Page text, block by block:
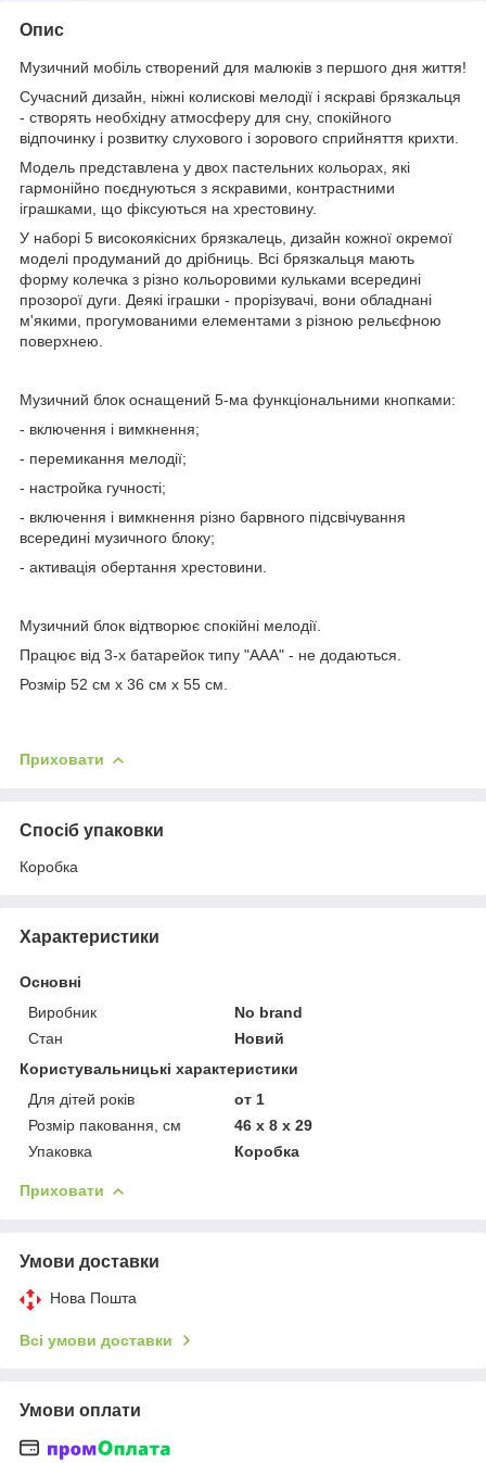
Опис
Музичний мобіль створений для малюків з першого дня життя!
Сучасний дизайн, ніжні колискові мелодії і яскраві брязкальця
- створять необхідну атмосферу для сну, спокійного
відпочинку і розвитку слухового і зорового сприйняття крихти.
Модель представлена ​​у двох пастельних кольорах, які
гармонійно поєднуються з яскравими, контрастними
іграшками, що фіксуються на хрестовину.
У наборі 5 високоякісних брязкалець, дизайн кожної окремої
моделі продуманий до дрібниць. Всі брязкальця мають
форму колечка з різно кольоровими кульками всередині
прозорої дуги. Деякі іграшки - прорізувачі, вони обладнані
м'якими, прогумованими елементами з різною рельєфною
поверхнею.
Музичний блок оснащений 5-ма функціональними кнопками:
- включення і вимкнення;
- перемикання мелодії;
- настройка гучності;
- включення і вимкнення різно барвного підсвічування
всередині музичного блоку;
- активація обертання хрестовини.
Музичний блок відтворює спокійні мелодії.
Працює від 3-х батарейок типу "ААА" - не додаються.
Розмір 52 см х 36 см х 55 см.
Приховати
Спосіб упаковки
Коробка
Характеристики
Основні
Виробник
No brand
Стан
Новий
Користувальницькі характеристики
Для дітей років
от 1
Розмір паковання, см
46 x 8 x 29
Упаковка
Коробка
Приховати
Умови доставки
Нова Пошта
Всі умови доставки
Умови оплати